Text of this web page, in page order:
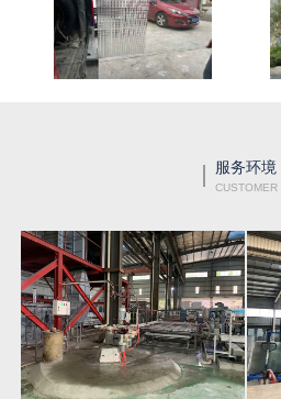
服务环境
CUSTOMER